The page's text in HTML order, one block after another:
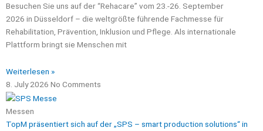
Besuchen Sie uns auf der “Rehacare” vom 23.-26. September
2026 in Düsseldorf – die weltgrößte führende Fachmesse für
Rehabilitation, Prävention, Inklusion und Pflege. Als internationale
Plattform bringt sie Menschen mit
Weiterlesen »
8. July 2026 No Comments
Messen
TopM präsentiert sich auf der „SPS – smart production solutions“ in